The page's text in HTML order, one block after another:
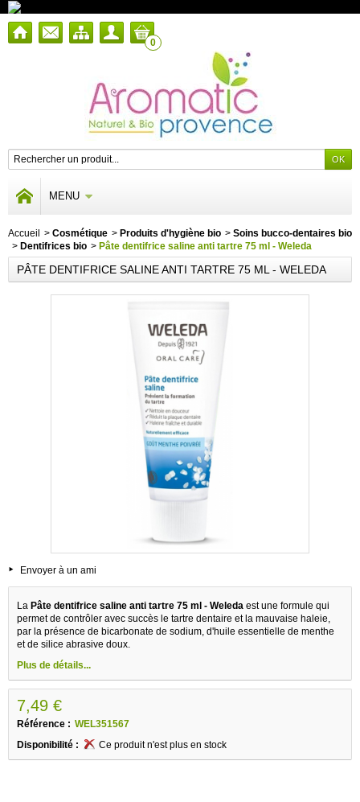
0
MENU
Accueil > Cosmétique > Produits d'hygiène bio > Soins bucco-dentaires bio
> Dentifrices bio > Pâte dentifrice saline anti tartre 75 ml - Weleda
PÂTE DENTIFRICE SALINE ANTI TARTRE 75 ML - WELEDA
Envoyer à un ami
La Pâte dentifrice saline anti tartre 75 ml - Weleda est une formule qui
permet de contrôler avec succès le tartre dentaire et la mauvaise haleie,
par la présence de bicarbonate de sodium, d'huile essentielle de menthe
et de silice abrasive doux.
Plus de détails...
7,49 €
Référence : WEL351567
Disponibilité :
Ce produit n'est plus en stock